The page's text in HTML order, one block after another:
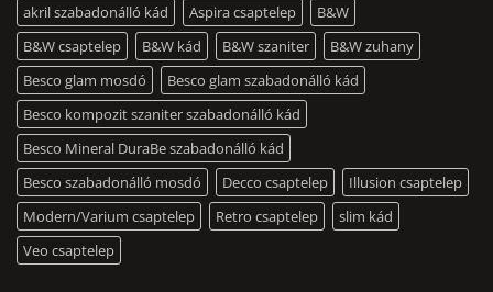
akril szabadonálló kád Aspira csaptelep
B&W
B&W csaptelep
B&W kád B&W szaniter
B&W zuhany
Besco glam mosdó
Besco glam szabadonálló kád
Besco kompozit szaniter szabadonálló kád
Besco Mineral DuraBe szabadonálló kád
Besco szabadonálló mosdó
Decco csaptelep
Illusion csaptelep
Modern/Varium csaptelep
Retro csaptelep
slim kád
Veo csaptelep